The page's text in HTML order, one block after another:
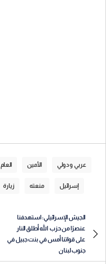
عربي و دولي الأمين العام
إسرائيل منعته زيارة
الجيش الإسرائيلي: استهدفنا
عنصرًا من حزب الله أطلق النار
على قواتنا أمس في بنت جبيل في
جنوب لبنان